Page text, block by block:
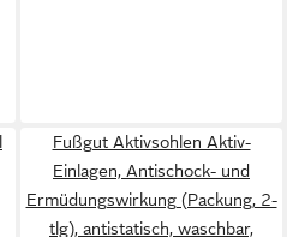
Fußgut Aktivsohlen Aktiv-
Einlagen, Antischock- und
Ermüdungswirkung (Packung, 2-
tlg), antistatisch, waschbar,